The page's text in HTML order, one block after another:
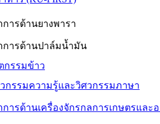
ารด้านยางพารา
การด้านปาล์มน้ำมัน
กรรมข้าว
กรรมความรู้และวิศวกรรมภาษา
ารด้านเครื่องจักรกลการเกษตรและ